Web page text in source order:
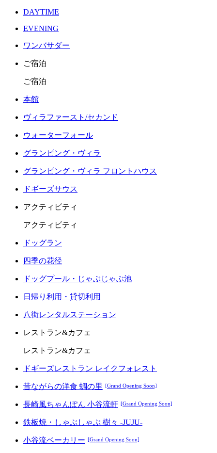
DAYTIME
EVENING
ワンバサダー
ご宿泊
ご宿泊
本館
ヴィラファースト/セカンド
ウォーターフォール
グランピング・ヴィラ
グランピング・ヴィラ フロントハウス
ドギーズサウス
アクティビティ
アクティビティ
ドッグラン
四季の花径
ドッグプール・じゃぶじゃぶ池
日帰り利用・貸切利用
八街レンタルステーション
レストラン&カフェ
レストラン&カフェ
ドギーズレストラン レイクフォレスト
昔ながらの洋食 蜩の里 [Grand Opening Soon]
長崎風ちゃんぽん 小谷流軒 [Grand Opening Soon]
鉄板焼・しゃぶしゃぶ 樹々 -JUJU-
小谷流ベーカリー [Grand Opening Soon]